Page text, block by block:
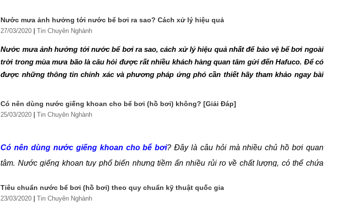
nước bể bơi của Hafuco sẽ hướng dẫn bạn 3 cách
vệ sinh hồ bơi
Nước mưa ảnh hưởng tới nước bể bơi ra sao? Cách xử lý hiệu quả
27/03/2020 |Tin Chuyên Nghành
Nước mưa ảnh hưởng tới nước bể bơi ra sao, cách xử lý hiệu quả nhất để bảo vệ bể bơi ngoài
trời trong mùa mưa bão là câu hỏi được rất nhiều khách hàng quan tâm gửi đến Hafuco. Để có
được những thông tin chính xác và phương pháp ứng phó cần thiết hãy tham khảo ngay bài
Có nên dùng nước giếng khoan cho bể bơi (hồ bơi) không? [Giải Đáp]
25/03/2020 |Tin Chuyên Nghành
Có nên dùng nước giếng khoan cho bể bơi? Đây là câu hỏi mà nhiều chủ hồ bơi quan
tâm. Nước giếng khoan tuy phổ biến nhưng tiềm ẩn nhiều rủi ro về chất lượng, có thể chứa
sử dụng không và cách xử lý nước giếng khoan thế nào để đảm bảo an toàn? Tất cả sẽ được
Tiêu chuẩn nước bể bơi (hồ bơi) theo quy chuẩn kỹ thuật quốc gia
23/03/2020 |Tin Chuyên Nghành